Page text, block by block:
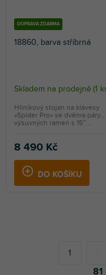
DOPRAVA ZDARMA
18860, barva stříbrná
Skladem na prodejně (1
8 490 Kč
DO KOŠÍKU
Hliníkový stojan na klávesy
»Spider Pro« se dvěma páry
výsuvných ramen s 15°...
1
81